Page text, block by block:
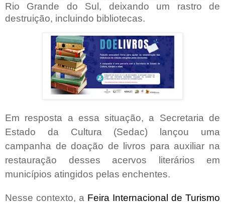
Rio Grande do Sul, deixando um rastro de
destruição, incluindo bibliotecas.
Em resposta a essa situação, a Secretaria de
Estado da Cultura (Sedac) lançou uma
campanha de doação de livros para auxiliar na
restauração desses acervos literários em
municípios atingidos pelas enchentes.
Nesse contexto, a Feira Internacional de Turismo